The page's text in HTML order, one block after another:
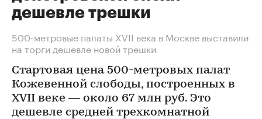
дешевле трешки
500-метровые палаты XVII века в Москве выставили
на торги дешевле новой трешки
Стартовая цена 500-метровых палат
Кожевенной слободы, построенных в
XVII веке — около 67 млн руб. Это
дешевле средней трехкомнатной